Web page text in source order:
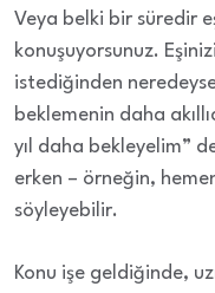
Veya belki bir süredir
konuşuyorsunuz.
istediğinden
beklemenin daha
yıl daha bekleyelim”
erken – örneğin,
söyleyebilir.
Konu işe geldiğinde,